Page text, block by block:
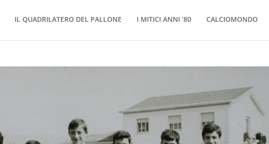
IL QUADRILATERO DEL PALLONE I MITICI ANNI ’80 CALCIOMONDO